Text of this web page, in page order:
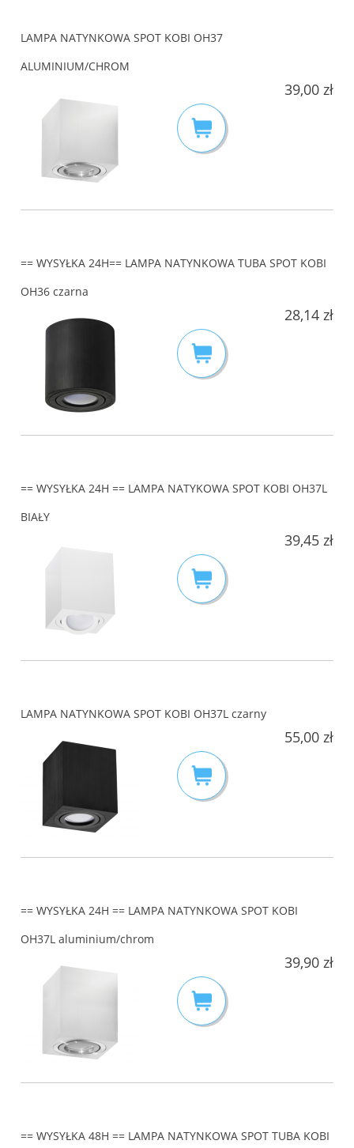
LAMPA NATYNKOWA SPOT KOBI OH37
ALUMINIUM/CHROM
39,00 zł
== WYSYŁKA 24H== LAMPA NATYNKOWA TUBA SPOT KOBI
OH36 czarna
28,14 zł
== WYSYŁKA 24H == LAMPA NATYKOWA SPOT KOBI OH37L
BIAŁY
39,45 zł
LAMPA NATYNKOWA SPOT KOBI OH37L czarny
55,00 zł
== WYSYŁKA 24H == LAMPA NATYNKOWA SPOT KOBI
OH37L aluminium/chrom
39,90 zł
== WYSYŁKA 48H == LAMPA NATYNKOWA SPOT TUBA KOBI